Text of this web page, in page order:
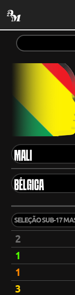
2
1
1
3